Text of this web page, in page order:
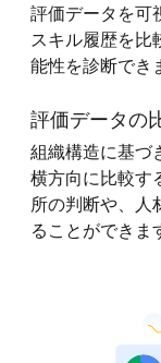
評価データを可
スキル履歴を比
能性を診断でき
評価データの
組織構造に基づ
横方向に比較す
所の判断や、人
ることができま